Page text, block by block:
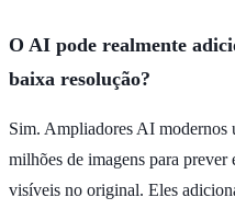
O AI pode realmente
baixa resolução?
Sim. Ampliadores AI modernos
milhões de imagens para prever
visíveis no original. Eles